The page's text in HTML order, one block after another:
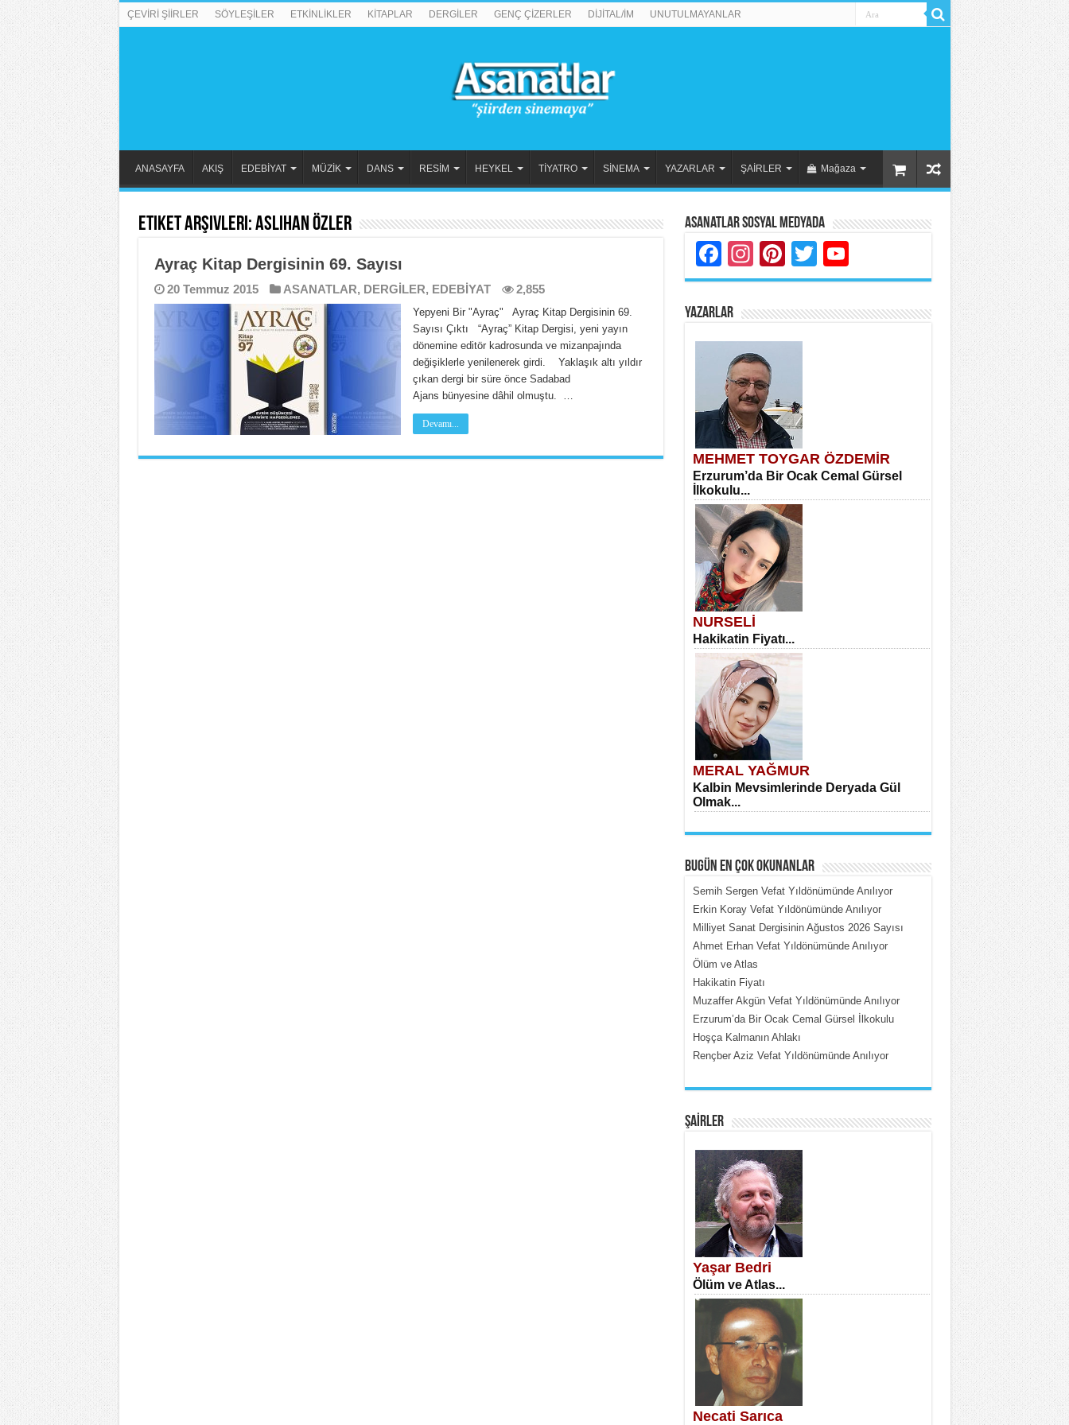
ÇEVİRİ ŞİİRLER SÖYLEŞİLER ETKİNLİKLER KİTAPLAR DERGİLER GENÇ ÇİZERLER DİJİTAL/İM UNUTULMAYANLAR
ANASAYFA AKIŞ EDEBİYAT MÜZİK DANS RESİM HEYKEL TİYATRO SİNEMA YAZARLAR ŞAİRLER Mağaza
Etiket Arşivleri:Aslıhan Özler
Ayraç Kitap Dergisinin 69. Sayısı
20 Temmuz 2015 ASANATLAR, DERGİLER, EDEBİYAT 2,855
Yepyeni Bir "Ayraç" Ayraç Kitap Dergisinin 69.
Sayısı Çıktı “Ayraç” Kitap Dergisi, yeni yayın
dönemine editör kadrosunda ve mizanpajında
değişiklerle yenilenerek girdi. Yaklaşık altı yıldır
çıkan dergi bir süre önce Sadabad
Ajans bünyesine dâhil olmuştu. …
Devamı...
Asanatlar Sosyal Medyada
Facebook
Instagram
Pinterest
Twitter
YAZARLAR
MEHMET TOYGAR ÖZDEMİR
Erzurum’da Bir Ocak Cemal Gürsel
İlkokulu...
NURSELİ
Hakikatin Fiyatı...
MERAL YAĞMUR
Kalbin Mevsimlerinde Deryada Gül
Olmak...
MEHMET ÇOBAN
İçerdeki Put Dışardaki Maskeler...
SATILMIŞ ÜMİT ÇETİNKAYA
Erkenlik...
NECLA DİLEK ARSLAN
Öğretmenler Günü Mahkemesi...
BUGÜN EN ÇOK OKUNANLAR
Semih Sergen Vefat Yıldönümünde Anılıyor
Erkin Koray Vefat Yıldönümünde Anılıyor
Milliyet Sanat Dergisinin Ağustos 2026 Sayısı
Ahmet Erhan Vefat Yıldönümünde Anılıyor
Ölüm ve Atlas
Hakikatin Fiyatı
Muzaffer Akgün Vefat Yıldönümünde Anılıyor
Erzurum’da Bir Ocak Cemal Gürsel İlkokulu
Hoşça Kalmanın Ahlakı
Rençber Aziz Vefat Yıldönümünde Anılıyor
ŞAİRLER
Yaşar Bedri
Ölüm ve Atlas...
Necati Sarıca